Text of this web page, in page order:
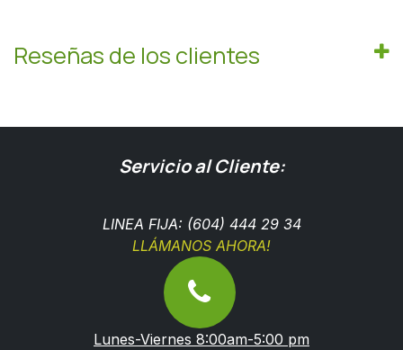
Reseñas de los clientes
Servicio al Cliente:
LINEA FIJA: (604) 444 29 34
LLÁMANOS AHORA!
Lunes-Viernes 8:00am-5:00 pm